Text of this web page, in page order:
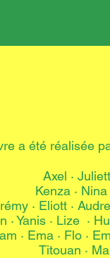
a été réalisée
Axel ·
Kenza ·
· Eliott ·
· Yanis · Lize ·
· Ema · Flo ·
Titouan ·